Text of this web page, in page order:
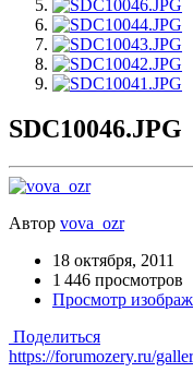
SDC10046.JPG
Автор vova_ozr
18 октября, 2011
1 446 просмотров
Просмотр
Поделиться
https://forumozery.ru/